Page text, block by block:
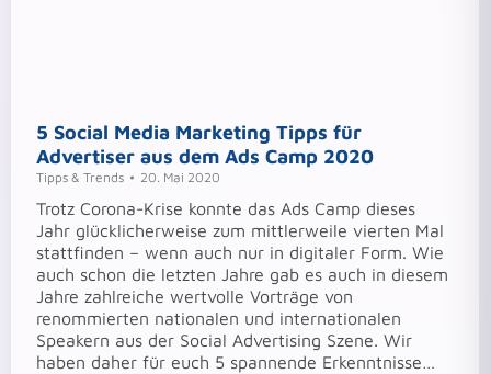
5 Social Media Marketing Tipps für
Advertiser aus dem Ads Camp 2020
Tipps & Trends 20. Mai 2020
Trotz Corona-Krise konnte das Ads Camp dieses
Jahr glücklicherweise zum mittlerweile vierten Mal
stattfinden – wenn auch nur in digitaler Form. Wie
auch schon die letzten Jahre gab es auch in diesem
Jahre zahlreiche wertvolle Vorträge von
renommierten nationalen und internationalen
Speakern aus der Social Advertising Szene. Wir
haben daher für euch 5 spannende Erkenntnisse…